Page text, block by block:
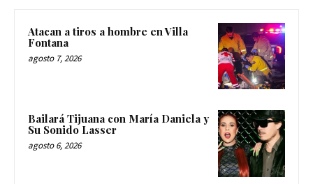
Atacan a tiros a hombre en Villa
Fontana
agosto 7, 2026
Bailará Tijuana con María Daniela y
Su Sonido Lasser
agosto 6, 2026